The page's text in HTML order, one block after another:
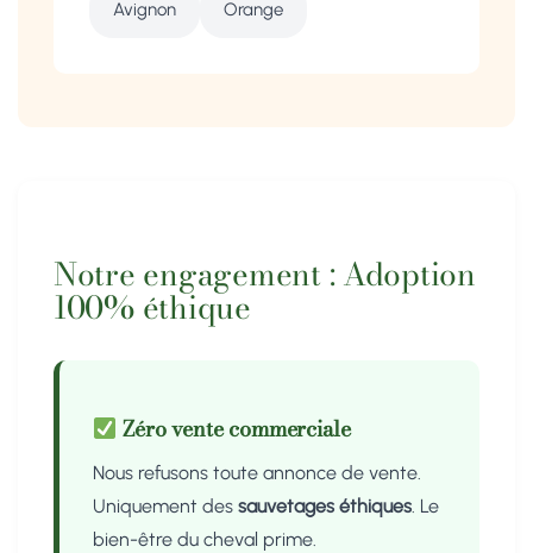
Avignon Orange
Notre engagement : Adoption
100% éthique
Zéro vente commerciale
Nous refusons toute annonce de vente.
Uniquement des sauvetages éthiques. Le
bien-être du cheval prime.